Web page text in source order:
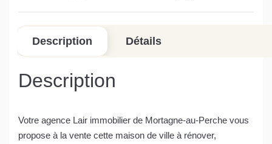
Description Détails
Description
Votre agence Lair immobilier de Mortagne-au-Perche vous
propose à la vente cette maison de ville à rénover,